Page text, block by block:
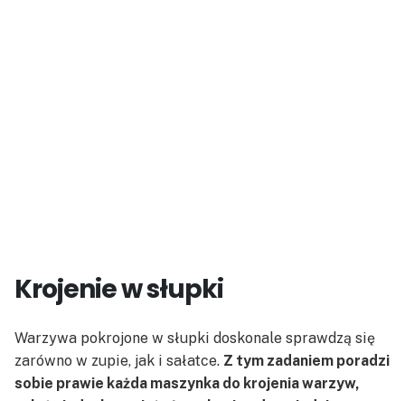
Krojenie w słupki
Warzywa pokrojone w słupki doskonale sprawdzą się
zarówno w zupie, jak i sałatce. Z tym zadaniem poradzi
sobie prawie każda maszynka do krojenia warzyw,